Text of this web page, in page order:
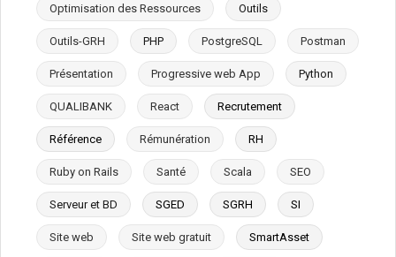
Optimisation des Ressources Outils
Outils-GRH PHP PostgreSQL Postman
Présentation Progressive web App Python
QUALIBANK React Recrutement
Référence Rémunération RH
Ruby on Rails Santé Scala SEO
Serveur et BD SGED SGRH SI
Site web Site web gratuit SmartAsset